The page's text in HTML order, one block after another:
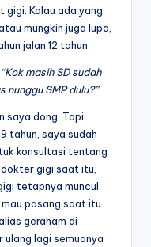
gigi. Kalau ada yang
mungkin juga lupa,
jalan 12 tahun.
masih SD sudah
nunggu SMP dulu?”
saya dong. Tapi
tahun, saya sudah
konsultasi tentang
gigi saat itu,
tetapnya muncul.
pasang saat itu
geraham di
ulang lagi semuanya